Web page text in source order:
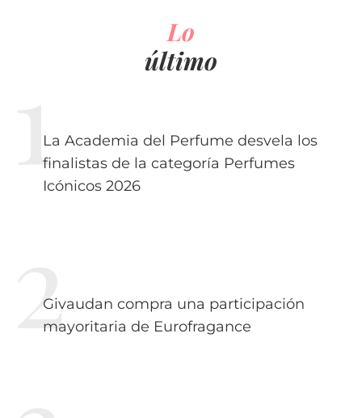
Lo
último
La Academia del Perfume desvela los
finalistas de la categoría Perfumes
Icónicos 2026
Givaudan compra una participación
mayoritaria de Eurofragance